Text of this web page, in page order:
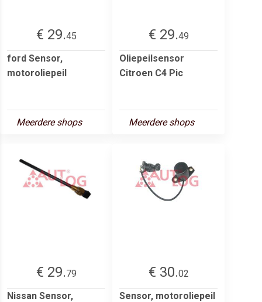
€ 29.45
ford Sensor,
motoroliepeil
Meerdere shops
€ 29.49
Oliepeilsensor
Citroen C4 Pic
Meerdere shops
€ 29.79
Nissan Sensor,
€ 30.02
Sensor, motoroliepeil